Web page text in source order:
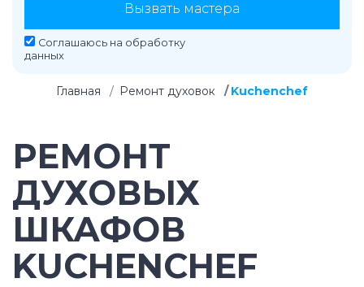
Вызвать мастера
Соглашаюсь на обработку
данных
Главная Ремонт духовок Kuchenchef
РЕМОНТ
ДУХОВЫХ
ШКАФОВ
KUCHENCHEF